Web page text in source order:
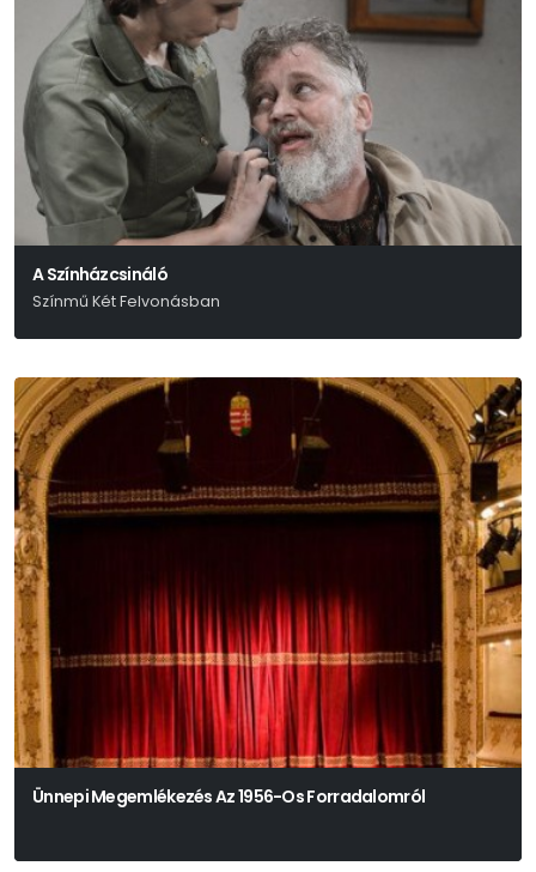
A Színházcsináló
Színmű Két Felvonásban
Ünnepi Megemlékezés Az 1956-Os Forradalomról